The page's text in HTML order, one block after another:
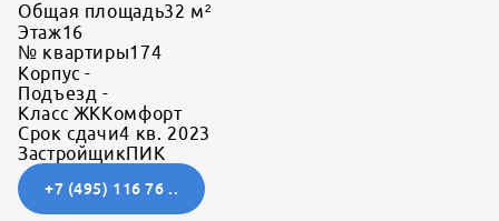
Общая площадь32 м²
Этаж16
№ квартиры174
Корпус -
Подъезд -
Класс ЖККомфорт
Срок сдачи4 кв. 2023
ЗастройщикПИК
+7 (495) 116 76 ..